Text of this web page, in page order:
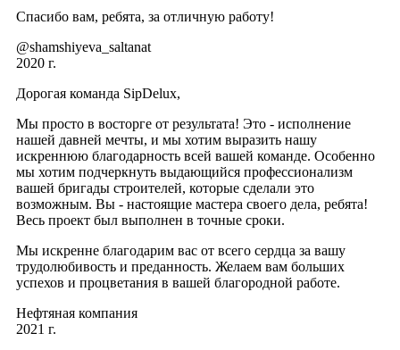
Спасибо вам, ребята, за отличную работу!
@shamshiyeva_saltanat
2020 г.
Дорогая команда SipDelux,
Мы просто в восторге от результата! Это - исполнение
нашей давней мечты, и мы хотим выразить нашу
искреннюю благодарность всей вашей команде. Особенно
мы хотим подчеркнуть выдающийся профессионализм
вашей бригады строителей, которые сделали это
возможным. Вы - настоящие мастера своего дела, ребята!
Весь проект был выполнен в точные сроки.
Мы искренне благодарим вас от всего сердца за вашу
трудолюбивость и преданность. Желаем вам больших
успехов и процветания в вашей благородной работе.
Нефтяная компания
2021 г.